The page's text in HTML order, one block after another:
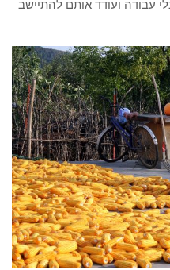
עבודה ועודד אותם להתיישב